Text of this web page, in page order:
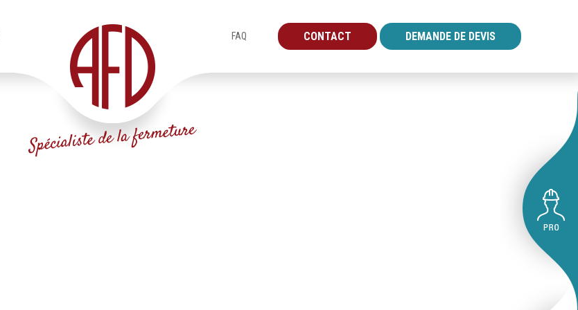
FAQ CONTACT DEMANDE DE DEVIS
Produits Pergolas